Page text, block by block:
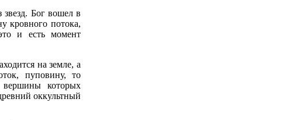
Бог вошел в
кровного потока,
и есть момент
на земле, а
пуповину, то
вершины которых
оккультный